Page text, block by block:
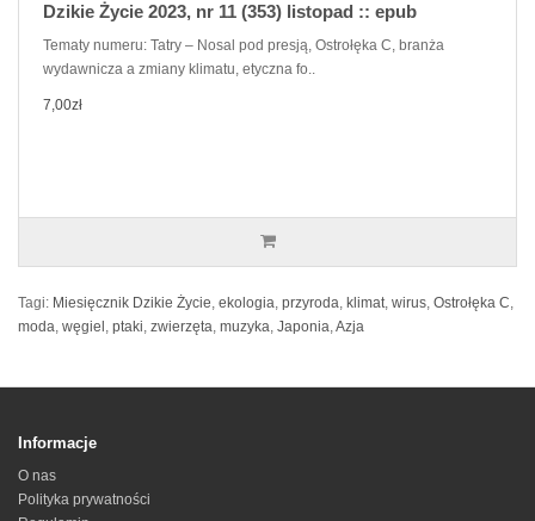
Dzikie Życie 2023, nr 11 (353) listopad :: epub
Tematy numeru: Tatry – Nosal pod presją, Ostrołęka C, branża
wydawnicza a zmiany klimatu, etyczna fo..
7,00zł
Tagi: Miesięcznik Dzikie Życie, ekologia, przyroda, klimat, wirus, Ostrołęka C,
moda, węgiel , ptaki, zwierzęta, muzyka, Japonia,Azja
Informacje
O nas
Polityka prywatności